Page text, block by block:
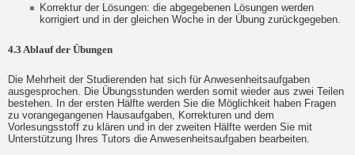
Korrektur der Lösungen: die abgegebenen Lösungen werden
korrigiert und in der gleichen Woche in der Übung zurückgegeben.
4.3 Ablauf der Übungen
Die Mehrheit der Studierenden hat sich für Anwesenheitsaufgaben
ausgesprochen. Die Übungsstunden werden somit wieder aus zwei Teilen
bestehen. In der ersten Hälfte werden Sie die Möglichkeit haben Fragen
zu vorangegangenen Hausaufgaben, Korrekturen und dem
Vorlesungsstoff zu klären und in der zweiten Hälfte werden Sie mit
Unterstützung Ihres Tutors die Anwesenheitsaufgaben bearbeiten.